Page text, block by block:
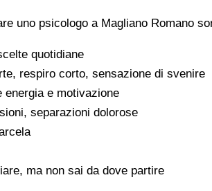
uno psicologo a Magliano Romano
quotidiane
respiro corto, sensazione di svenire
energia e motivazione
separazioni dolorose
ma non sai da dove partire